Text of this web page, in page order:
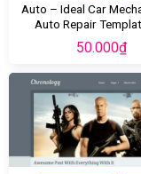
Auto – Ideal Car
Auto Repair
WordPress
50.000₫